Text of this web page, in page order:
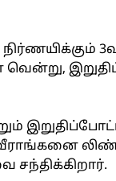
வென்று,